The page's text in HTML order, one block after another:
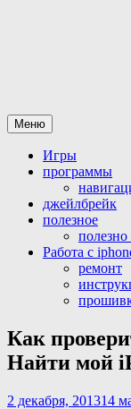
Меню
Игры
программы
джейлбрейк
полезное
полезно
Работа с
ремонт
Как
Найти мой
2 декабря, 201314